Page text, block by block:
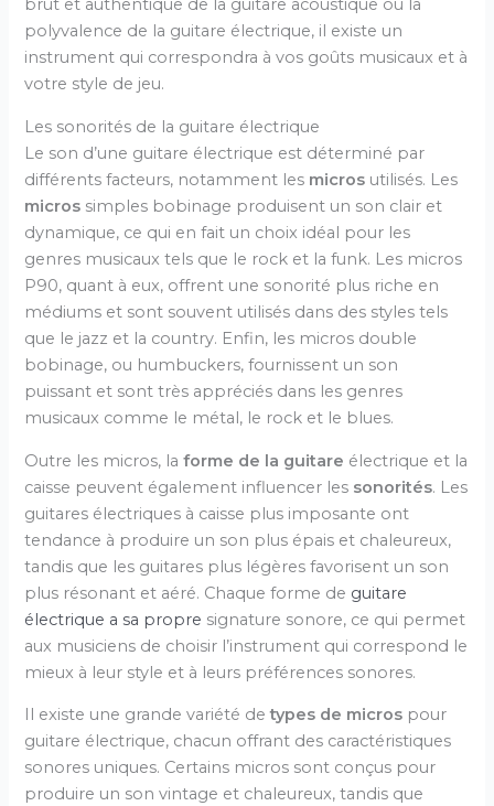
brut et authentique de la guitare acoustique ou la
polyvalence de la guitare électrique, il existe un
instrument qui correspondra à vos goûts musicaux et à
votre style de jeu.
Les sonorités de la guitare électrique
Le son d’une guitare électrique est déterminé par
différents facteurs, notamment les micros utilisés. Les
micros simples bobinage produisent un son clair et
dynamique, ce qui en fait un choix idéal pour les
genres musicaux tels que le rock et la funk. Les micros
P90, quant à eux, offrent une sonorité plus riche en
médiums et sont souvent utilisés dans des styles tels
que le jazz et la country. Enfin, les micros double
bobinage, ou humbuckers, fournissent un son
puissant et sont très appréciés dans les genres
musicaux comme le métal, le rock et le blues.
Outre les micros, laforme de la guitare électrique et la
caisse peuvent également influencer les sonorités. Les
guitares électriques à caisse plus imposante ont
tendance à produire un son plus épais et chaleureux,
tandis que les guitares plus légères favorisent un son
plus résonant et aéré. Chaque forme de guitare
électrique a sa propre signature sonore, ce qui permet
aux musiciens de choisir l’instrument qui correspond le
mieux à leur style et à leurs préférences sonores.
Il existe une grande variété detypes de micros pour
guitare électrique, chacun offrant des caractéristiques
sonores uniques. Certains micros sont conçus pour
produire un son vintage et chaleureux, tandis que